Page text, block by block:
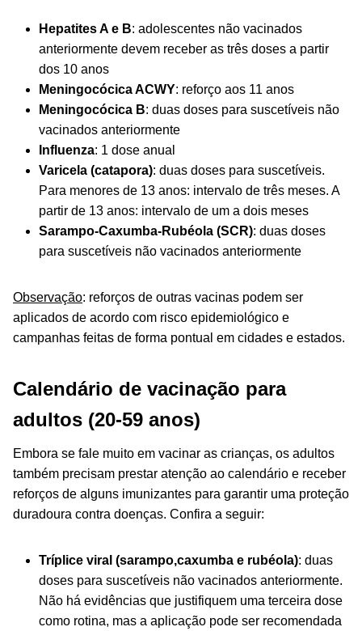
Hepatites A e B: adolescentes não vacinados
anteriormente devem receber as três doses a partir
dos 10 anos
Meningocócica ACWY: reforço aos 11 anos
Meningocócica B: duas doses para suscetíveis não
vacinados anteriormente
Influenza: 1 dose anual
Varicela (catapora): duas doses para suscetíveis.
Para menores de 13 anos: intervalo de três meses. A
partir de 13 anos: intervalo de um a dois meses
Sarampo-Caxumba-Rubéola (SCR): duas doses
para suscetíveis não vacinados anteriormente
Observação: reforços de outras vacinas podem ser
aplicados de acordo com risco epidemiológico e
campanhas feitas de forma pontual em cidades e estados.
Calendário de vacinação para
adultos (20-59 anos)
Embora se fale muito em vacinar as crianças, os adultos
também precisam prestar atenção ao calendário e receber
reforços de alguns imunizantes para garantir uma proteção
duradoura contra doenças. Confira a seguir:
Tríplice viral (sarampo,caxumba e rubéola): duas
doses para suscetíveis não vacinados anteriormente.
Não há evidências que justifiquem uma terceira dose
como rotina, mas a aplicação pode ser recomendada